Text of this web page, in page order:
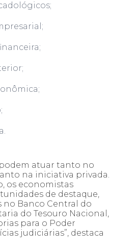
atuar tanto no
na iniciativa privada.
os economistas
de destaque,
Banco Central do
do Tesouro Nacional,
para o Poder
judiciárias”, destaca